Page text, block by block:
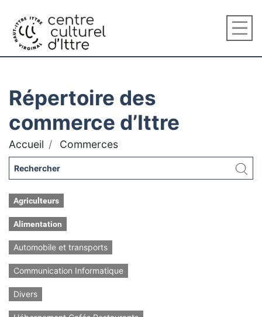
Répertoire des
commerce d’Ittre
Accueil Commerces
Agriculteurs
Alimentation
Automobile et transports
Communication Informatique
Divers